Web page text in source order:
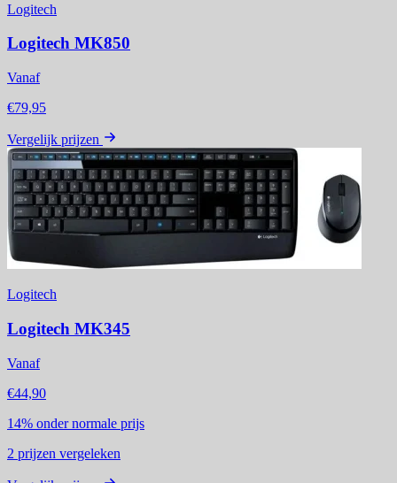
Logitech
Logitech MK850
Vanaf
€79,95
Vergelijk prijzen
Logitech
Logitech MK345
Vanaf
€44,90
14% onder normale prijs
2 prijzen vergeleken